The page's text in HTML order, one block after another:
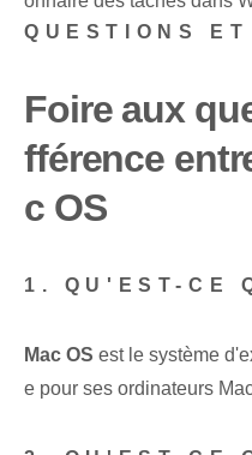
QUESTIONS ET
Foire aux
fférence
c OS
1. QU'EST-CE
Mac OS est le système
e pour ses ordinateurs